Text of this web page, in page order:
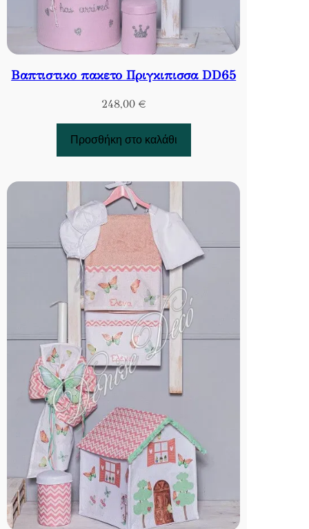
Βαπτιστικο πακετο Πριγκιπισσα DD65
248,00 €
Προσθήκη στο καλάθι